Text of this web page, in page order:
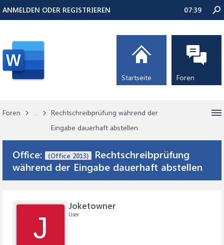
Foren ...
Rechtschreibprüfung während der
Eingabe dauerhaft abstellen
Office: (Office 2013)
Rechtschreibprüfung
während der Eingabe dauerhaft abstellen
J
Joketowner
User
ANMELDEN ODER REGISTRIEREN 07:39
Startseite Foren